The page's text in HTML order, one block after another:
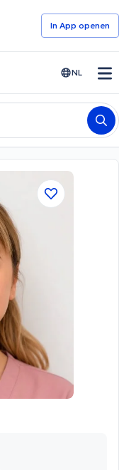
In App openen
NL